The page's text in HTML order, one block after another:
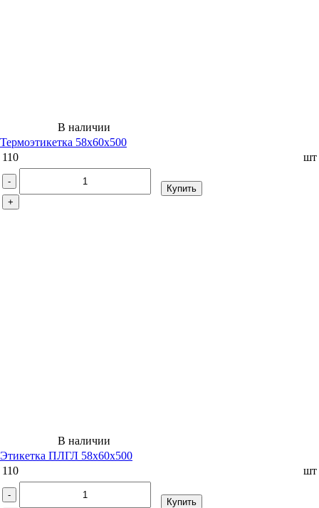
В наличии
Термоэтикетка 58х60х500
110
шт
-
+
Купить
В наличии
Этикетка ПЛГЛ 58x60x500
110
шт
-
Купить